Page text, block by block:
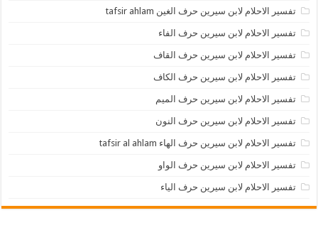
تفسير الاحلام لابن سيرين حرف الغين tafsir ahlam
تفسير الاحلام لابن سيرين حرف الفاء
تفسير الاحلام لابن سيرين حرف القاف
تفسير الاحلام لابن سيرين حرف الكاف
تفسير الاحلام لابن سيرين حرف الميم
تفسير الاحلام لابن سيرين حرف النون
تفسير الاحلام لابن سيرين حرف الهاء tafsir al ahlam
تفسير الاحلام لابن سيرين حرف الواو
تفسير الاحلام لابن سيرين حرف الياء